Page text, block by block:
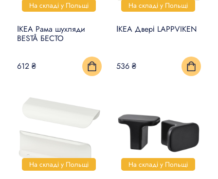
На складі у Польщі
ІКЕА Рама шухляди
BESTÅ БЕСТО
612 ₴
На складі у Польщі
ІКЕА Двері LAPPVIKEN
536 ₴
На складі у Польщі На складі у Польщі